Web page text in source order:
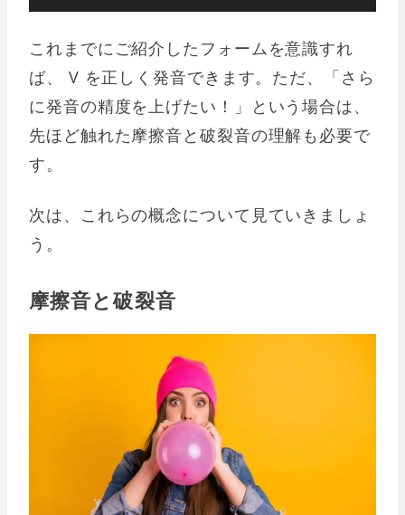
声
プ
レ
ー
ヤ
これまでにご紹介したフォームを意識すれ
ば、 V を正しく発音できます。ただ、「さら
に発音の精度を上げたい！」という場合は、
先ほど触れた摩擦音と破裂音の理解も必要で
す。
次は、これらの概念について見ていきましょ
う。
摩擦音と破裂音